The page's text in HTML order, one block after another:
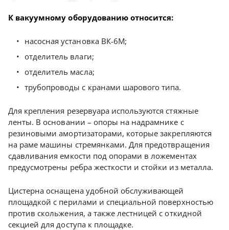
К вакуумному оборудованию относится:
насосная установка ВК-6М;
отделитель влаги;
отделитель масла;
трубопроводы с кранами шарового типа.
Для крепления резервуара используются стяжные
ленты. В основании – опоры на надрамнике с
резиновыми амортизаторами, которые закрепляются
на раме машины стремянками. Для предотвращения
сдавливания емкости под опорами в ложементах
предусмотрены ребра жесткости и стойки из металла.
Цистерна оснащена удобной обслуживающей
площадкой с перилами и специальной поверхностью
против скольжения, а также лестницей с откидной
секцией для доступа к площадке.